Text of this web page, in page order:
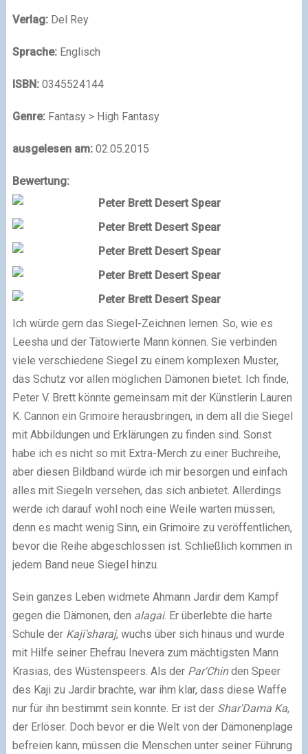
Verlag:Del Rey
Sprache:Englisch
ISBN:0345524144
Genre:Fantasy > High Fantasy
ausgelesen am:02.05.2015
Bewertung:
Ich würde gern das Siegel-Zeichnen lernen. So, wie es
Leesha und der Tätowierte Mann können. Sie verbinden
viele verschiedene Siegel zu einem komplexen Muster,
das Schutz vor allen möglichen Dämonen bietet. Ich finde,
Peter V. Brett könnte gemeinsam mit der Künstlerin Lauren
K. Cannon ein Grimoire herausbringen, in dem all die Siegel
mit Abbildungen und Erklärungen zu finden sind. Sonst
habe ich es nicht so mit Extra-Merch zu einer Buchreihe,
aber diesen Bildband würde ich mir besorgen und einfach
alles mit Siegeln versehen, das sich anbietet. Allerdings
werde ich darauf wohl noch eine Weile warten müssen,
denn es macht wenig Sinn, ein Grimoire zu veröffentlichen,
bevor die Reihe abgeschlossen ist. Schließlich kommen in
jedem Band neue Siegel hinzu.
Sein ganzes Leben widmete Ahmann Jardir dem Kampf
gegen die Dämonen, den alagai. Er überlebte die harte
Schule der Kaji'sharaj, wuchs über sich hinaus und wurde
mit Hilfe seiner Ehefrau Inevera zum mächtigsten Mann
Krasias, des Wüstenspeers. Als der Par'Chinden Speer
des Kaji zu Jardir brachte, war ihm klar, dass diese Waffe
nur für ihn bestimmt sein konnte. Er ist der Shar'Dama Ka,
der Erlöser. Doch bevor er die Welt von der Dämonenplage
befreien kann, müssen die Menschen unter seiner Führung